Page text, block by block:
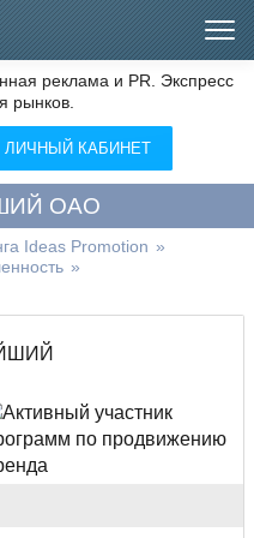
реклама и PR. Экспресс
рынков.
ЛИЧНЫЙ КАБИНЕТ
ОАО
Ideas Promotion »
»